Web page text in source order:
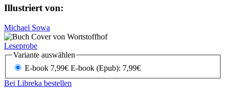
Illustriert von:
Michael Sowa
Leseprobe
Variante auswählen
E-book 7,99€ E-book (Epub): 7,99€
Bei Libreka bestellen